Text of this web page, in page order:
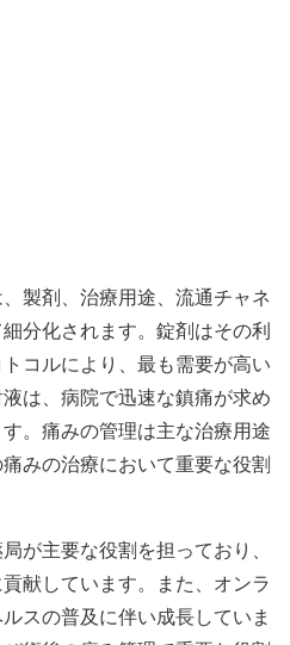
製剤、治療用途、流通チャネ
分化されます。錠剤はその利
コルにより、最も需要が高い
は、病院で迅速な鎮痛が求め
。痛みの管理は主な治療用途
みの治療において重要な役割
が主要な役割を担っており、
献しています。また、オンラ
スの普及に伴い成長していま